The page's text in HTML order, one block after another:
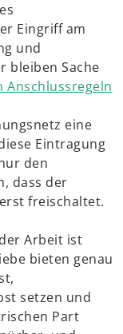
Eingriff am
und
bleiben Sache
Anschlussregeln
eine
Eintragung
den
dass der
freischaltet.
Arbeit ist
bieten genau
setzen und
Part